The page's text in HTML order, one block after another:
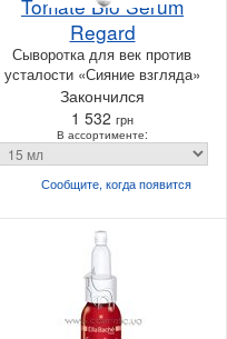
Tomate Bio Serum
Regard
Сыворотка для век против
усталости «Сияние взгляда»
Закончился
1 532 грн
В ассортименте:
Сообщите, когдапоявится